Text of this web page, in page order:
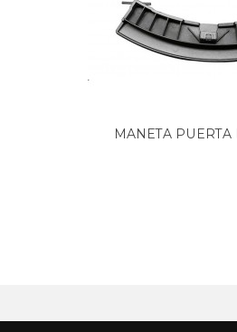
IGNIS, AWF860
LLOYDS, 175/479-09
LLOYDS, 350/109-09
LLOYDS, 350/109.00
LLOYDS, 350/117-09
LLOYDS, 557/331 09
PRIVILEG, 697486
MANETA PUERTA